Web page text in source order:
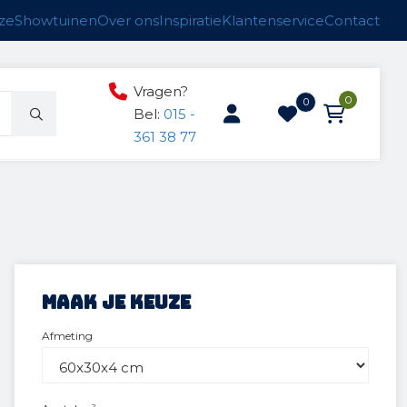
ShowtuinenOver onsInspiratieKlantenserviceContact
Vragen?
Bel: 015 -
361 38 77
0 0
Maak je keuze
Afmeting